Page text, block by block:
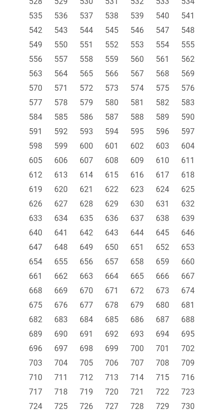
535
536 537 538 539 540
541
542
543 544 545 546 547
548
549
550 551 552 553 554
555
556
557 558 559 560 561
562
563
564 565 566 567 568
569
570
571 572 573 574 575
576
577
578 579 580 581 582
583
584
585 586 587 588 589
590
591
592 593 594 595 596
597
598
599 600 601 602 603
604
605
606 607 608 609 610
611
612
613 614 615 616 617
618
619
620 621 622 623 624
625
626
627 628 629 630 631
632
633
634 635 636 637 638
639
640
641 642 643 644 645
646
647
648 649 650 651 652
653
654
655 656 657 658 659
660
661
662 663 664 665 666
667
668
669 670 671 672 673
674
675
676 677 678 679 680
681
682
683 684 685 686 687
688
689
690 691 692 693 694
695
696
697 698 699 700 701
702
703
704 705 706 707 708
709
710
711 712 713 714 715
716
717
718 719 720 721 722
723
724
725 726 727 728 729
730